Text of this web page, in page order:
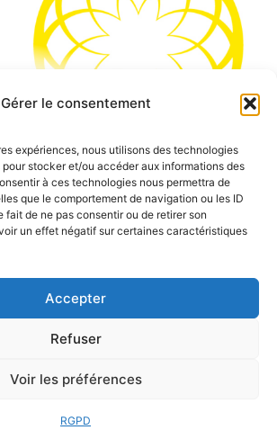
Gérer le consentement
expériences, nous utilisons des technologies
stocker et/ou accéder aux informations des
à ces technologies nous permettra de
que le comportement de navigation ou les ID
fait de ne pas consentir ou de retirer son
un effet négatif sur certaines caractéristiques
Accepter
Refuser
Voir les préférences
RGPD
vous aider à gagner du temps et vous
concentrer sur l’essentiel de votre
métier
0 805 69 64 75 / 02 37 34 04 04
contact@smvformation.fr
Web Cloud par